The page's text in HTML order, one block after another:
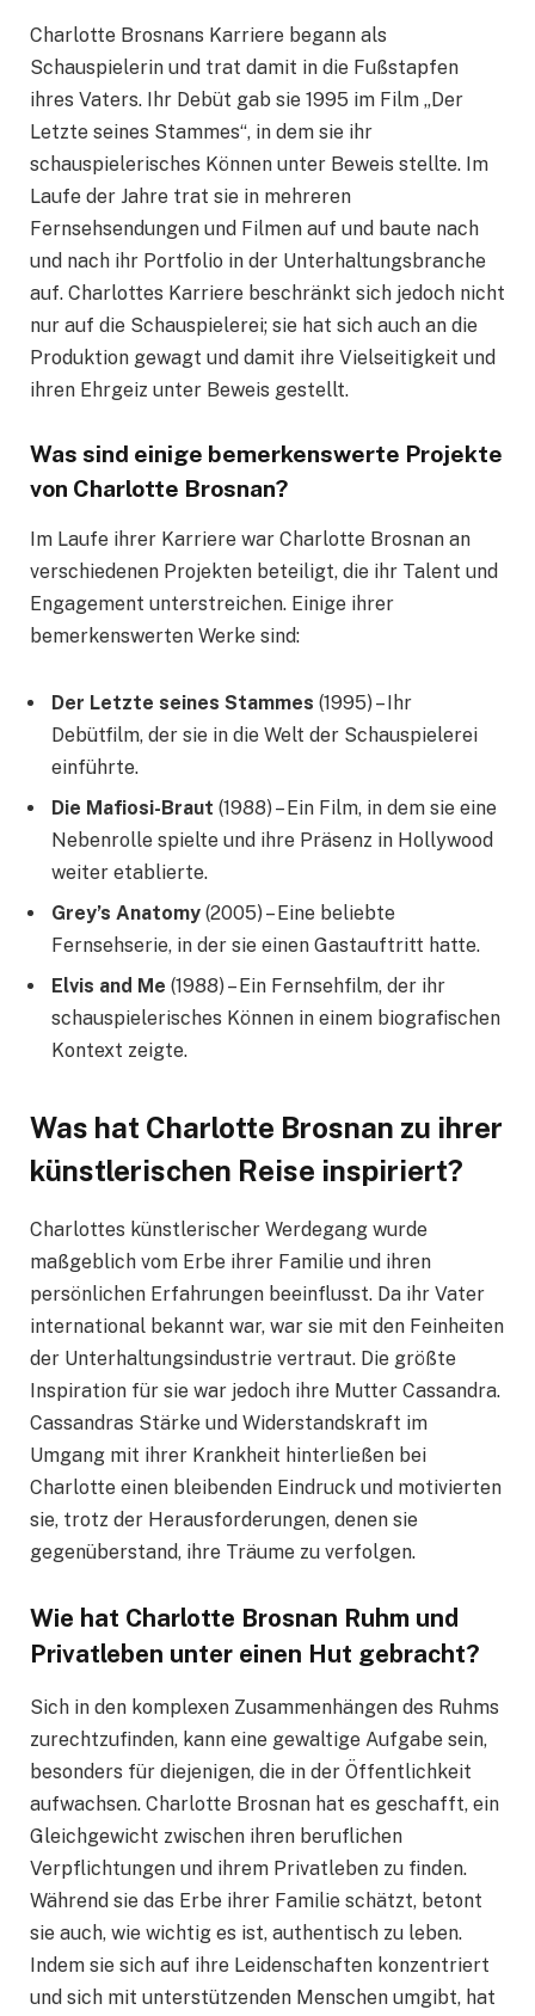
Charlotte Brosnans Karriere begann als
Schauspielerin und trat damit in die Fußstapfen
ihres Vaters. Ihr Debüt gab sie 1995 im Film „Der
Letzte seines Stammes“, in dem sie ihr
schauspielerisches Können unter Beweis stellte. Im
Laufe der Jahre trat sie in mehreren
Fernsehsendungen und Filmen auf und baute nach
und nach ihr Portfolio in der Unterhaltungsbranche
auf. Charlottes Karriere beschränkt sich jedoch nicht
nur auf die Schauspielerei; sie hat sich auch an die
Produktion gewagt und damit ihre Vielseitigkeit und
ihren Ehrgeiz unter Beweis gestellt.
Was sind einige bemerkenswerte Projekte
von Charlotte Brosnan?
Im Laufe ihrer Karriere war Charlotte Brosnan an
verschiedenen Projekten beteiligt, die ihr Talent und
Engagement unterstreichen. Einige ihrer
bemerkenswerten Werke sind:
Der Letzte seines Stammes (1995) – Ihr
Debütfilm, der sie in die Welt der Schauspielerei
einführte.
Die Mafiosi-Braut (1988) – Ein Film, in dem sie eine
Nebenrolle spielte und ihre Präsenz in Hollywood
weiter etablierte.
Grey’s Anatomy (2005) – Eine beliebte
Fernsehserie, in der sie einen Gastauftritt hatte.
Elvis and Me (1988) – Ein Fernsehfilm, der ihr
schauspielerisches Können in einem biografischen
Kontext zeigte.
Was hat Charlotte Brosnan zu ihrer
künstlerischen Reise inspiriert?
Charlottes künstlerischer Werdegang wurde
maßgeblich vom Erbe ihrer Familie und ihren
persönlichen Erfahrungen beeinflusst. Da ihr Vater
international bekannt war, war sie mit den Feinheiten
der Unterhaltungsindustrie vertraut. Die größte
Inspiration für sie war jedoch ihre Mutter Cassandra.
Cassandras Stärke und Widerstandskraft im
Umgang mit ihrer Krankheit hinterließen bei
Charlotte einen bleibenden Eindruck und motivierten
sie, trotz der Herausforderungen, denen sie
gegenüberstand, ihre Träume zu verfolgen.
Wie hat Charlotte Brosnan Ruhm und
Privatleben unter einen Hut gebracht?
Sich in den komplexen Zusammenhängen des Ruhms
zurechtzufinden, kann eine gewaltige Aufgabe sein,
besonders für diejenigen, die in der Öffentlichkeit
aufwachsen. Charlotte Brosnan hat es geschafft, ein
Gleichgewicht zwischen ihren beruflichen
Verpflichtungen und ihrem Privatleben zu finden.
Während sie das Erbe ihrer Familie schätzt, betont
sie auch, wie wichtig es ist, authentisch zu leben.
Indem sie sich auf ihre Leidenschaften konzentriert
und sich mit unterstützenden Menschen umgibt, hat